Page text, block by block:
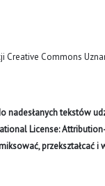
Creative Commons
nadesłanych tekstów
License:
przekształcać